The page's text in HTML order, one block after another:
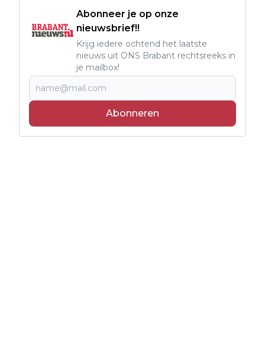
Abonneer je op onze
nieuwsbrief!!
Krijg iedere ochtend het laatste
nieuws uit ONS Brabant rechtsreeks in
je mailbox!
Abonneren